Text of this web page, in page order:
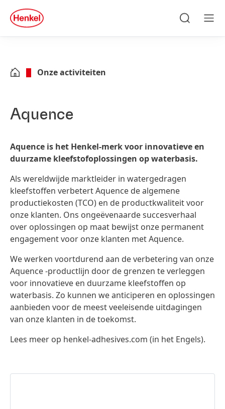
Skip to footer
quick
search
Onze activiteiten
Aquence
Aquence is het Henkel-merk voor innovatieve en
duurzame kleefstofoplossingen op waterbasis.
Als wereldwijde marktleider in watergedragen
kleefstoffen verbetert Aquence de algemene
productiekosten (TCO) en de productkwaliteit voor
onze klanten. Ons ongeëvenaarde succesverhaal
over oplossingen op maat bewijst onze permanent
engagement voor onze klanten met Aquence.
We werken voortdurend aan de verbetering van onze
Aquence -productlijn door de grenzen te verleggen
voor innovatieve en duurzame kleefstoffen op
waterbasis. Zo kunnen we anticiperen en oplossingen
aanbieden voor de meest veeleisende uitdagingen
van onze klanten in de toekomst.
Lees meer op henkel-adhesives.com (in het Engels).